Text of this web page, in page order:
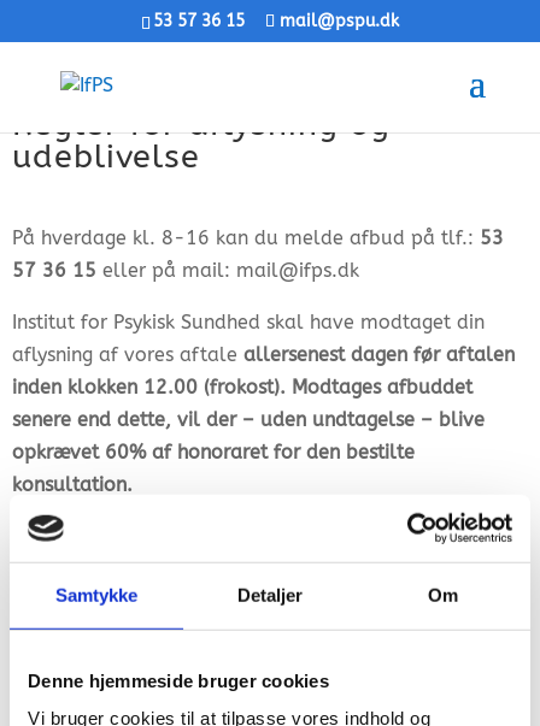
Samtykke Detaljer Om
Denne hjemmeside bruger cookies
Vi bruger cookies til at tilpasse vores indhold og
53 57 36 15 mail@pspu.dk
Regler for aflysning og
udeblivelse
På hverdage kl. 8-16 kan du melde afbud på tlf.: 53
57 36 15 eller på mail: mail@ifps.dk
Institut for Psykisk Sundhed skal have modtaget din
aflysning af vores aftale allersenest dagen før aftalen
inden klokken 12.00 (frokost). Modtages afbuddet
senere end dette, vil der – uden undtagelse – blive
opkrævet 60% af honoraret for den bestilte
konsultation.
Ved udeblivelser opkræves – uden undtagelse – 100%
af honoraret for den bestilte konsultation.
I tilfælde af tvivl om aflysningen er foretaget indenfor